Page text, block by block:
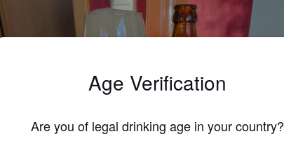
Age Verification
Are you of legal drinking age in your country?